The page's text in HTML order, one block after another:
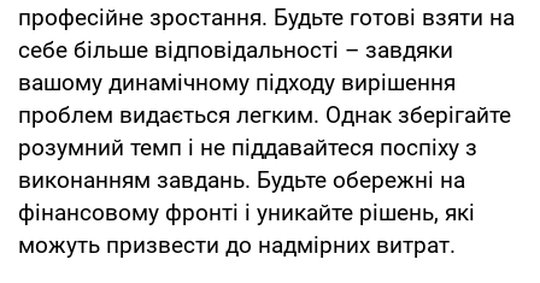
професійне зростання. Будьте готові взяти на
себе більше відповідальності – завдяки
вашому динамічному підходу вирішення
проблем видається легким. Однак зберігайте
розумний темп і не піддавайтеся поспіху з
виконанням завдань. Будьте обережні на
фінансовому фронті і уникайте рішень, які
можуть призвести до надмірних витрат.